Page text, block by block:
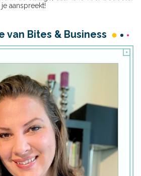
aanspreekt!
van Bites & Business